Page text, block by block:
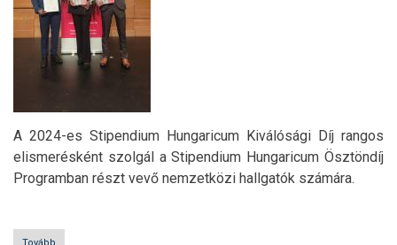
A 2024-es Stipendium Hungaricum Kiválósági Díj rangos
elismerésként szolgál a Stipendium Hungaricum Ösztöndíj
Programban részt vevő nemzetközi hallgatók számára.
Tovább